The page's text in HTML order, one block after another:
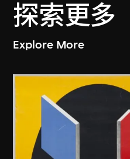
探索更多
Explore More